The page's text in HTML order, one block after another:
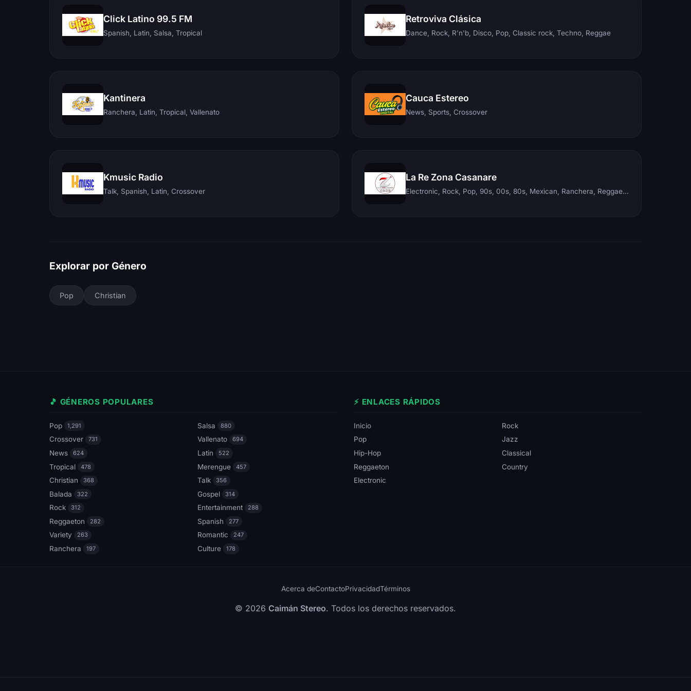
Click Latino 99.5 FM
Spanish, Latin, Salsa, Tropical
Retroviva Clásica
Dance, Rock, R'n'b, Disco, Pop, Classic rock, Techno, Reggae
Kantinera
Ranchera, Latin, Tropical, Vallenato
Cauca Estereo
News, Sports, Crossover
Kmusic Radio
Talk, Spanish, Latin, Crossover
La Re Zona Casanare
Electronic, Rock, Pop, 90s, 00s, 80s, Mexican, Ranchera, Reggaeton, Instrumental, Salsa, Merengue, Tropical, Romantic, Vallenato, Llanera
Explorar por Género
Pop Christian
🎵 GÉNEROS POPULARES
Pop 1,291 Salsa 880
Crossover 731 Vallenato 694
News 624 Latin 522
Tropical 478 Merengue 457
Christian 368 Talk 356
Balada 322 Gospel 314
Rock 312 Entertainment 288
Reggaeton 282 Spanish 277
Variety 263 Romantic 247
Ranchera 197 Culture 178
⚡ ENLACES RÁPIDOS
Inicio
Rock
Pop
Jazz
Hip-Hop
Classical
Reggaeton
Country
Electronic
Acerca deContactoPrivacidadTérminos
© 2026 Caimán Stereo. Todos los derechos reservados.